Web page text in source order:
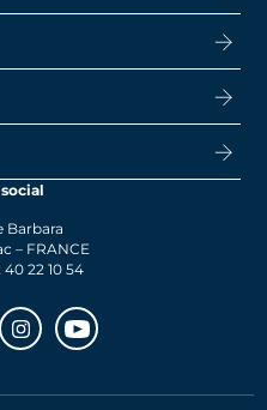
Decré
Barbara
– FRANCE
40 22 10 54
InstagramYoutube